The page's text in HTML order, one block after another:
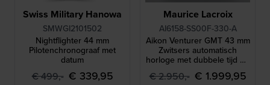
Swiss Military Hanowa
SMWGI2101502
Nightflighter 44 mm
Pilotenchronograaf met
datum
€ 499,- € 339,95
Maurice Lacroix
AI6158-SS00F-330-A
Aikon Venturer GMT 43 mm
Zwitsers automatisch
horloge met dubbele tijd en
extra rubberen band
€ 2.950,- € 1.999,95